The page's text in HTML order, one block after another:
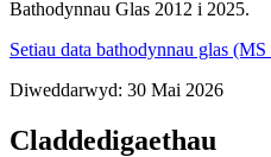
Bathodynnau Glas 2012 i 2025.
Setiau data bathodynnau glas
Diweddarwyd: 30 Mai 2026
Claddedigaethau